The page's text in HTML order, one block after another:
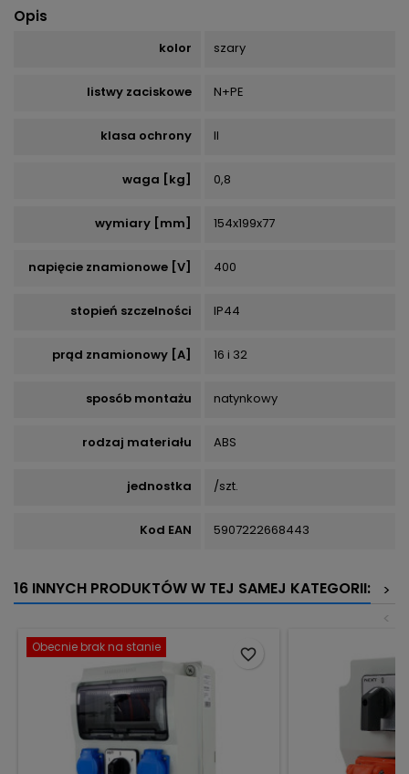
Opis
kolor szary
listwy zaciskowe N+PE
klasa ochrony II
waga [kg] 0,8
wymiary [mm] 154x199x77
napięcie znamionowe [V] 400
stopień szczelności IP44
prąd znamionowy [A] 16 i 32
sposób montażu natynkowy
rodzaj materiału ABS
jednostka /szt.
Kod EAN 5907222668443
16 INNYCH PRODUKTÓW W TEJ SAMEJ KATEGORII:
>
<
Obecnie brak na stanie favorite_border